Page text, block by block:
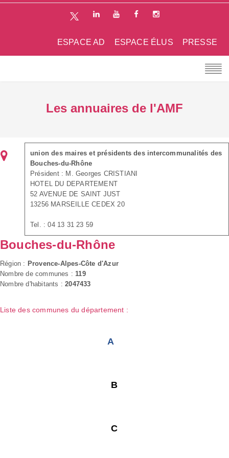
PRESSE
ESPACE ÉLUS
ESPACE AD
Les annuaires de l'AMF
union des maires et présidents des intercommunalités des
Bouches-du-Rhône
Président : M. Georges CRISTIANI
HOTEL DU DEPARTEMENT
52 AVENUE DE SAINT JUST
13256 MARSEILLE CEDEX 20
Tel. : 04 13 31 23 59
Bouches-du-Rhône
Région : Provence-Alpes-Côte d'Azur
Nombre de communes : 119
Nombre d'habitants :2047433
Liste des communes du département :
A
B
C